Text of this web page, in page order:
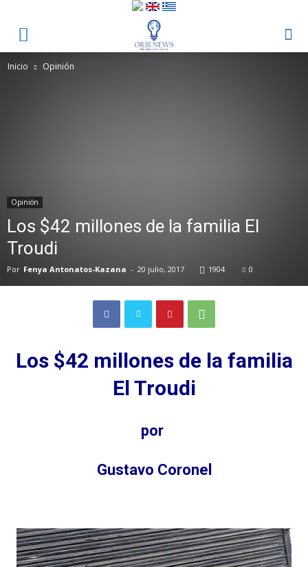
Inicio Opinión
Opinión
Los $42 millones de la familia El
Troudi
Por Fenya Antonatos-Kazana - 20 julio, 2017 1904 0
Los $42 millones de la familia
El Troudi
por
Gustavo Coronel